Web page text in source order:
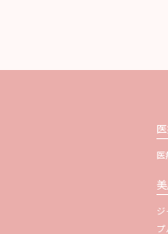
医
ジ